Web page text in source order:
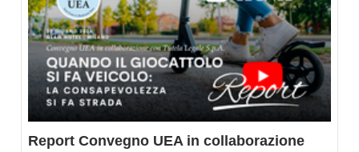
Report Convegno UEA in collaborazione